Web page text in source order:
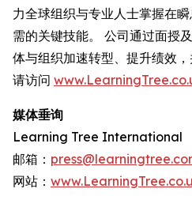
力全球组织与专业人士掌握在
需的关键技能。 公司通过面授
体与组织加速转型、提升绩效，
请访问
媒体垂询
Learning Tree International
邮箱：
网站：